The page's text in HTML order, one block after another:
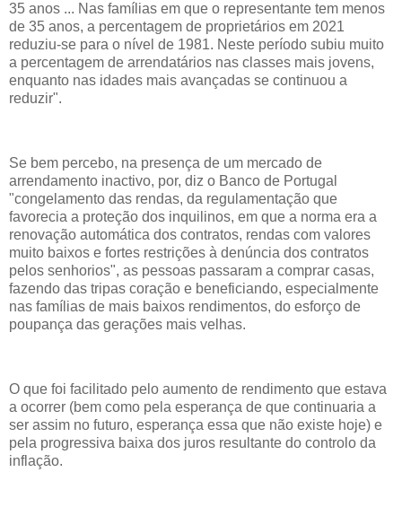
35 anos ... Nas famílias em que o representante tem menos
de 35 anos, a percentagem de proprietários em 2021
reduziu-se para o nível de 1981. Neste período subiu muito
a percentagem de arrendatários nas classes mais jovens,
enquanto nas idades mais avançadas se continuou a
reduzir".
Se bem percebo, na presença de um mercado de
arrendamento inactivo, por, diz o Banco de Portugal
"congelamento das rendas, da regulamentação que
favorecia a proteção dos inquilinos, em que a norma era a
renovação automática dos contratos, rendas com valores
muito baixos e fortes restrições à denúncia dos contratos
pelos senhorios", as pessoas passaram a comprar casas,
fazendo das tripas coração e beneficiando, especialmente
nas famílias de mais baixos rendimentos, do esforço de
poupança das gerações mais velhas.
O que foi facilitado pelo aumento de rendimento que estava
a ocorrer (bem como pela esperança de que continuaria a
ser assim no futuro, esperança essa que não existe hoje) e
pela progressiva baixa dos juros resultante do controlo da
inflação.